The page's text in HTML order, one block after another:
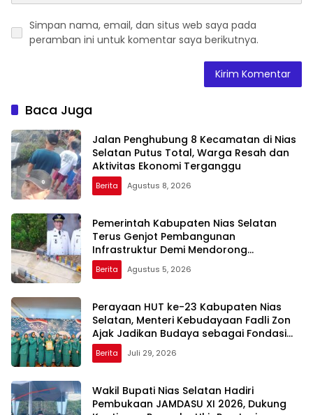
Simpan nama, email, dan situs web saya pada
peramban ini untuk komentar saya berikutnya.
Baca Juga
Jalan Penghubung 8 Kecamatan di Nias
Selatan Putus Total, Warga Resah dan
Aktivitas Ekonomi Terganggu
Berita Agustus 8, 2026
Pemerintah Kabupaten Nias Selatan
Terus Genjot Pembangunan
Infrastruktur Demi Mendorong
Konektivitas dan Pertumbuhan Daerah
Berita Agustus 5, 2026
Perayaan HUT ke-23 Kabupaten Nias
Selatan, Menteri Kebudayaan Fadli Zon
Ajak Jadikan Budaya sebagai Fondasi
Pembangunan Daerah
Berita Juli 29, 2026
Wakil Bupati Nias Selatan Hadiri
Pembukaan JAMDASU XI 2026, Dukung